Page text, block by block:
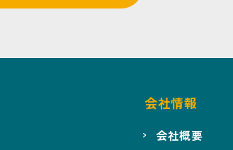
会社情報
会社概要